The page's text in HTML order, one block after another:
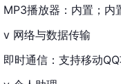
MP3播放器：内置；内
v 网络与数据传输
即时通信：支持移动